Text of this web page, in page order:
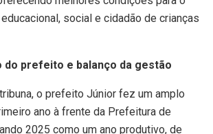
social e cidadão de crianças
do prefeito e balanço da gestão
o prefeito Júnior fez um amplo
ano à frente da Prefeitura de
2025 como um ano produtivo, de